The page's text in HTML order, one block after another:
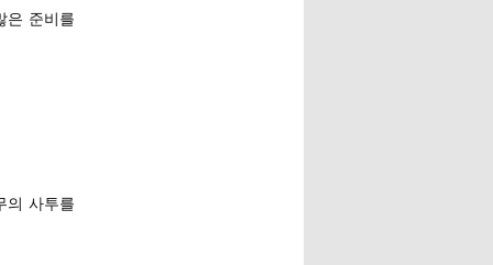
은 준비를
의 사투를